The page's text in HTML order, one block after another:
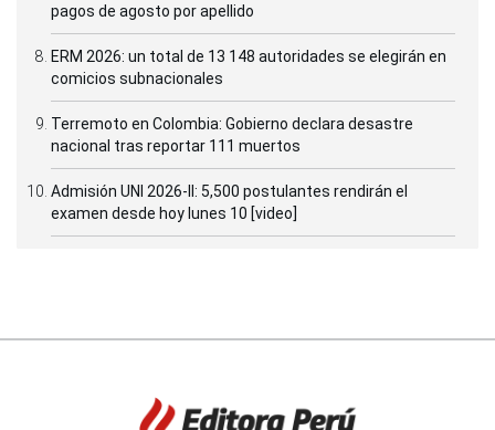
pagos de agosto por apellido
ERM 2026: un total de 13 148 autoridades se elegirán en
comicios subnacionales
Terremoto en Colombia: Gobierno declara desastre
nacional tras reportar 111 muertos
Admisión UNI 2026-II: 5,500 postulantes rendirán el
examen desde hoy lunes 10 [video]